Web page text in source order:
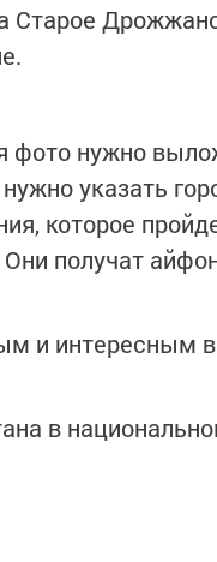
Старое
фото нужно
указать
которое
получат
и интересным в
в